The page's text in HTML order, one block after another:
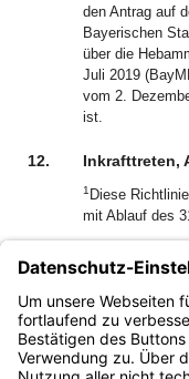
den Antrag auf
Bayerischen
über die
Juli 2019
vom 2.
ist.
12. Inkrafttreten,
1 Diese
mit Ablauf des
Dr. Winfried